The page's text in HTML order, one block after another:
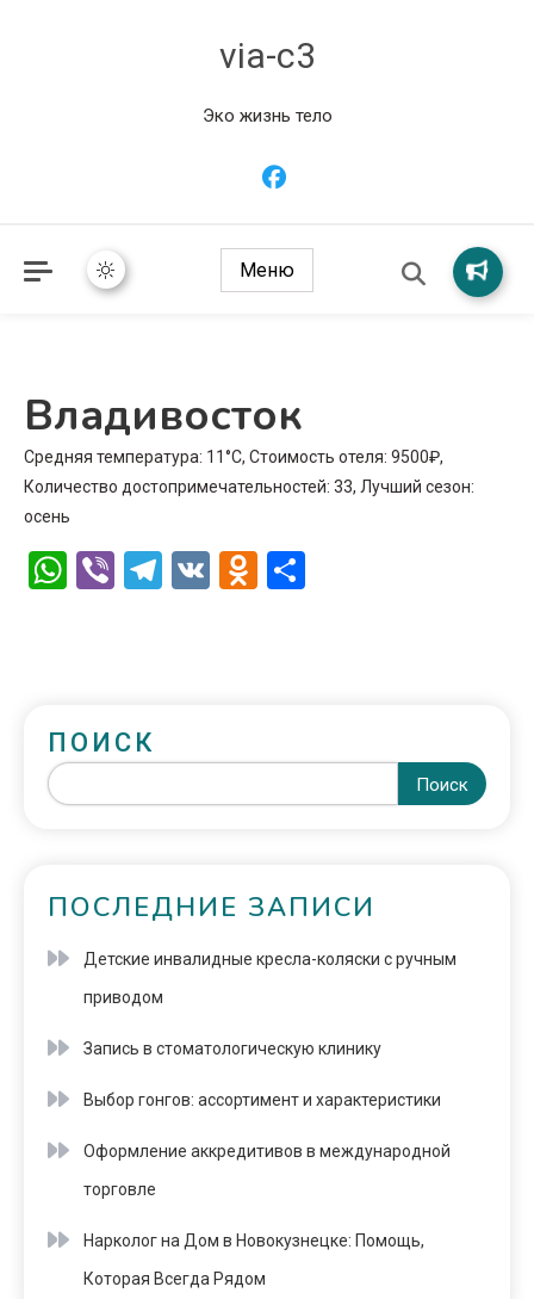
via-c3
Эко жизнь тело
Меню
Владивосток
Средняя температура: 11°C, Стоимость отеля: 9500₽,
Количество достопримечательностей: 33, Лучший сезон:
осень
WhatsApp
ViberTelegram
VK Odnoklassniki
ПОИСК
Поиск
ПОСЛЕДНИЕ ЗАПИСИ
Детские инвалидные кресла-коляски с ручным
приводом
Запись в стоматологическую клинику
Выбор гонгов: ассортимент и характеристики
Оформление аккредитивов в международной
торговле
Нарколог на Дом в Новокузнецке: Помощь,
Которая Всегда Рядом